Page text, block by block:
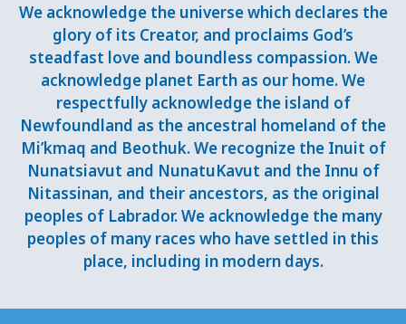
We acknowledge the universe which declares the
glory of its Creator, and proclaims God’s
steadfast love and boundless compassion. We
acknowledge planet Earth as our home. We
respectfully acknowledge the island of
Newfoundland as the ancestral homeland of the
Mi’kmaq and Beothuk. We recognize the Inuit of
Nunatsiavut and NunatuKavut and the Innu of
Nitassinan, and their ancestors, as the original
peoples of Labrador. We acknowledge the many
peoples of many races who have settled in this
place, including in modern days.